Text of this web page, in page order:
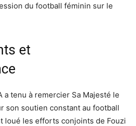
du football féminin sur le
et
a tenu à remercier Sa Majesté le
son soutien constant au football
loué les efforts conjoints de Fouzi